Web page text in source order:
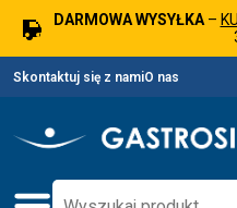
DARMOWA WYSYŁKA–
Skontaktuj się z namiO nas